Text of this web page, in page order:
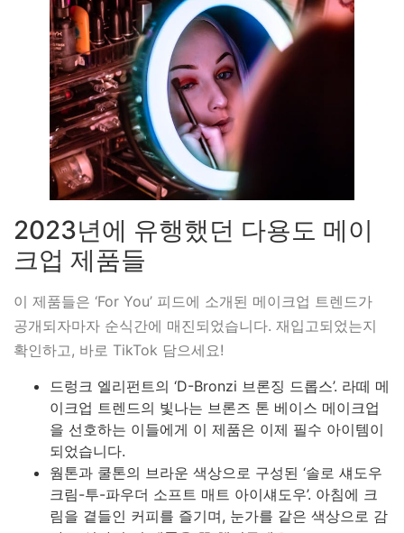
2023년에 유행했던 다용도 메이
크업 제품들
이 제품들은 ‘For You’ 피드에 소개된 메이크업 트렌드가
공개되자마자 순식간에 매진되었습니다. 재입고되었는지
확인하고, 바로 TikTok 담으세요!
드렁크 엘리펀트의 ‘D-Bronzi 브론징 드롭스’. 라떼 메
이크업 트렌드의 빛나는 브론즈 톤 베이스 메이크업
을 선호하는 이들에게 이 제품은 이제 필수 아이템이
되었습니다.
웜톤과 쿨톤의 브라운 색상으로 구성된 ‘솔로 섀도우
크림-투-파우더 소프트 매트 아이섀도우’. 아침에 크
림을 곁들인 커피를 즐기며, 눈가를 같은 색상으로 감